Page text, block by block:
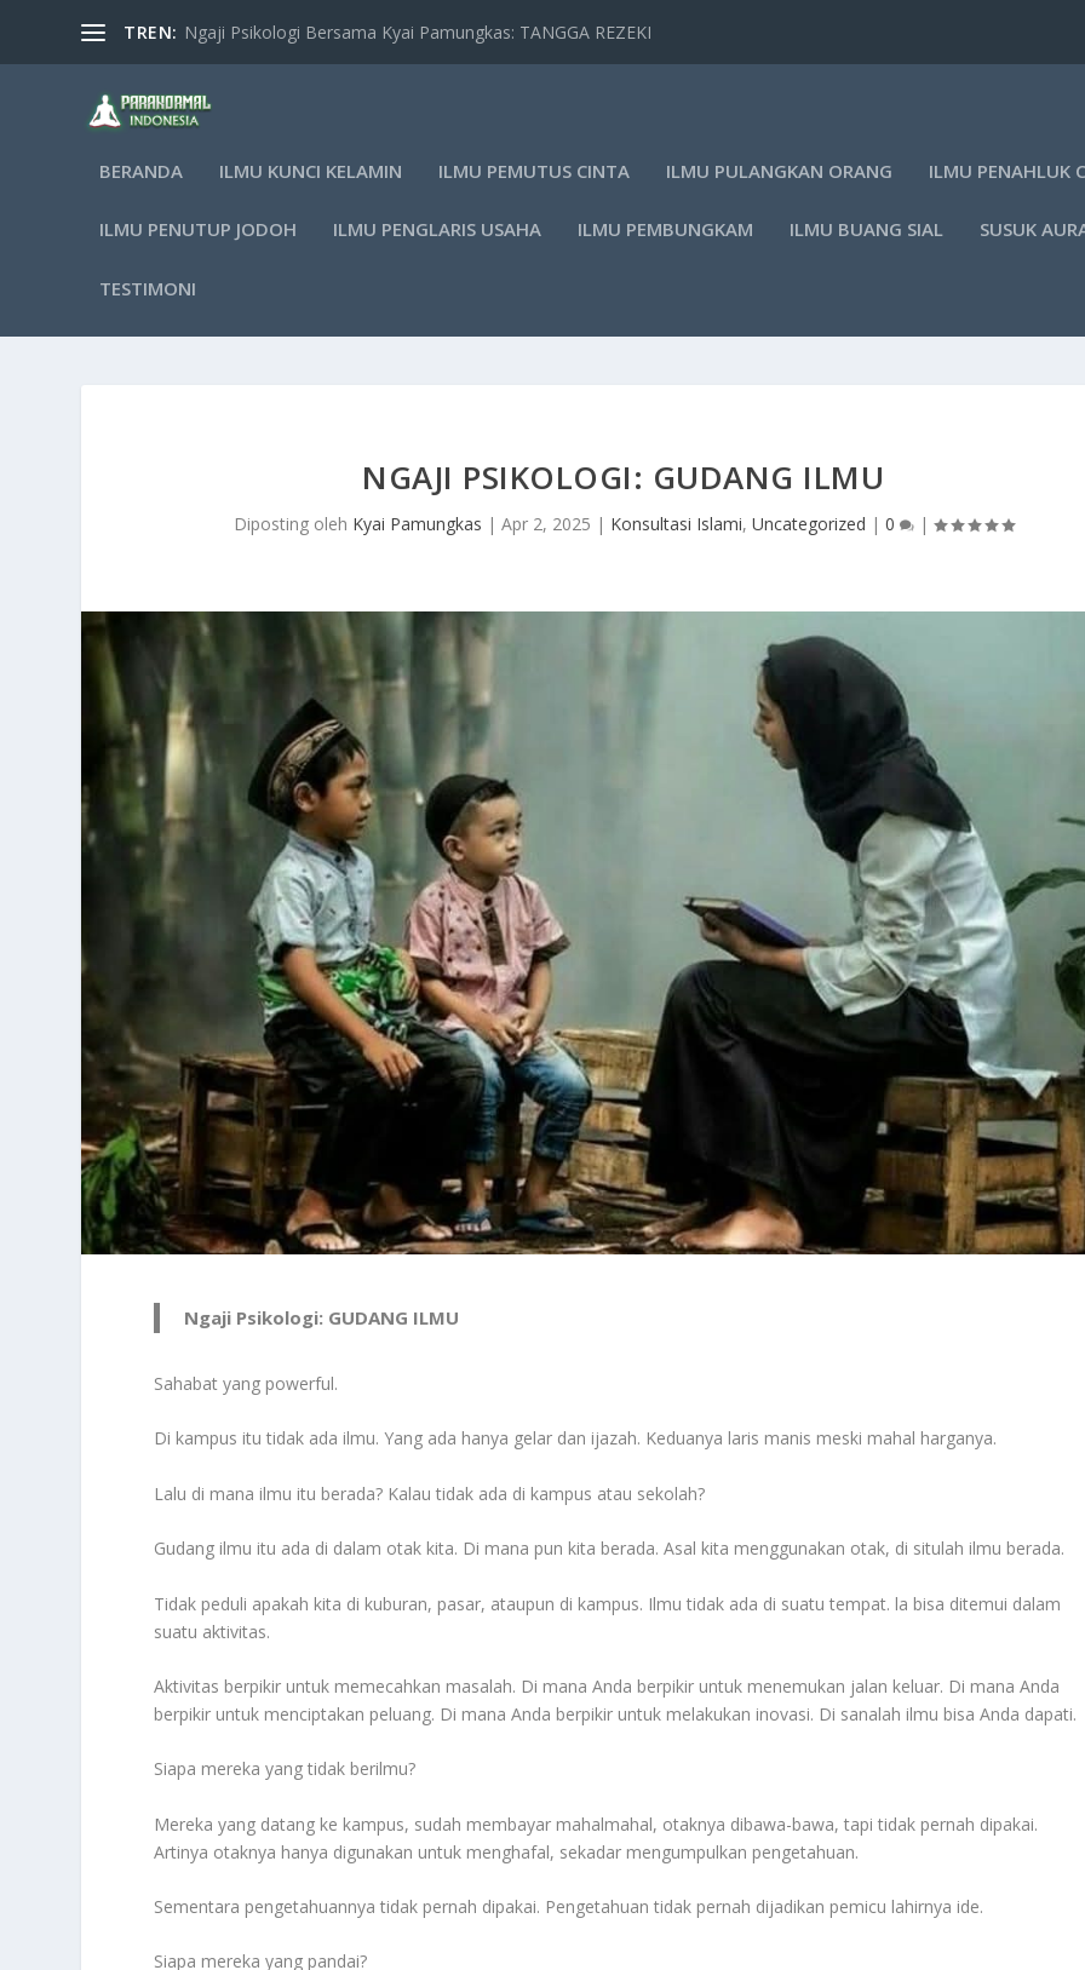
TREN: Ngaji Psikologi Bersama Kyai Pamungkas: TANGGA REZEKI
BERANDA ILMU KUNCI KELAMIN ILMU PEMUTUS CINTA ILMU PULANGKAN ORANG ILMU PENAHLUK
ILMU PENUTUP JODOH ILMU PENGLARIS USAHA ILMU PEMBUNGKAM ILMU BUANG SIAL SUSUK
TESTIMONI
NGAJI PSIKOLOGI: GUDANG ILMU
Diposting oleh Kyai Pamungkas | Apr 2, 2025 | Konsultasi Islami, Uncategorized | 0 |
Ngaji Psikologi: GUDANG ILMU
Sahabat yang powerful.
Di kampus itu tidak ada ilmu. Yang ada hanya gelar dan ijazah. Keduanya laris manis meski mahal harganya.
Lalu di mana ilmu itu berada? Kalau tidak ada di kampus atau sekolah?
Gudang ilmu itu ada di dalam otak kita. Di mana pun kita berada. Asal kita menggunakan otak, di situlah ilmu berada.
Tidak peduli apakah kita di kuburan, pasar, ataupun di kampus. Ilmu tidak ada di suatu tempat. la bisa ditemui dalam
suatu aktivitas.
Aktivitas berpikir untuk memecahkan masalah. Di mana Anda berpikir untuk menemukan jalan keluar. Di mana Anda
berpikir untuk menciptakan peluang. Di mana Anda berpikir untuk melakukan inovasi. Di sanalah ilmu bisa Anda dapati.
Siapa mereka yang tidak berilmu?
Mereka yang datang ke kampus, sudah membayar mahalmahal, otaknya dibawa-bawa, tapi tidak pernah dipakai.
Artinya otaknya hanya digunakan untuk menghafal, sekadar mengumpulkan pengetahuan.
Sementara pengetahuannya tidak pernah dipakai. Pengetahuan tidak pernah dijadikan pemicu lahirnya ide.
Siapa mereka yang pandai?